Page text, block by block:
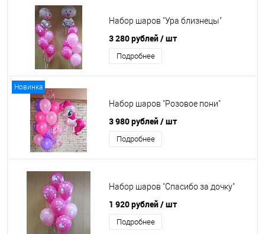
Набор шаров "Ура близнецы"
3 280 рублей/ шт
Подробнее
Новинка
Набор шаров "Розовое пони"
3 980 рублей/ шт
Подробнее
Набор шаров "Спасибо за дочку"
1 920 рублей/ шт
Подробнее